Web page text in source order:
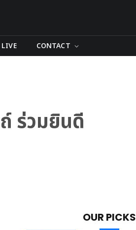
LIVE CONTACT
ร่วมยินดี
OUR PICKS